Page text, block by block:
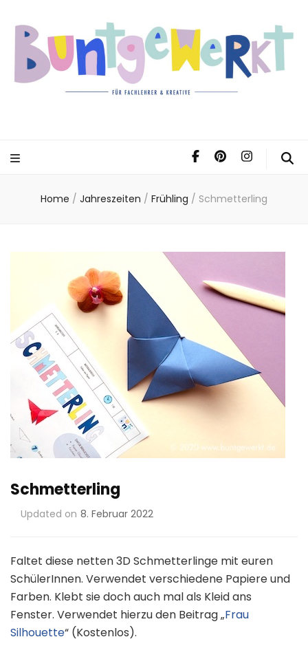
Home / Jahreszeiten / Frühling / Schmetterling
Schmetterling
Updated on 8. Februar 2022
Faltet diese netten 3D Schmetterlinge mit euren
SchülerInnen. Verwendet verschiedene Papiere und
Farben. Klebt sie doch auch mal als Kleid ans
Fenster. Verwendet hierzu den Beitrag „Frau
Silhouette“ (Kostenlos).